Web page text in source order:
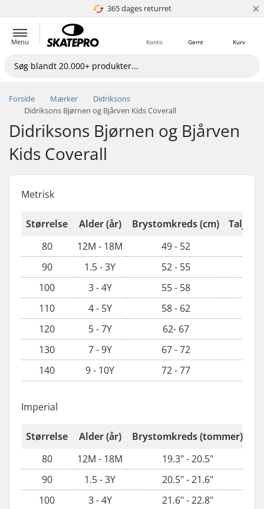
365 dages returret
4.8 ud af 5 ×
Menu Kurv
Gemt
Konto
Forside Mærker
Didriksons
Didriksons Bjørnen og Bjårven Kids Coverall
Didriksons Bjørnen og Bjårven
Kids Coverall
Metrisk
Størrelse Alder (år) Brystomkreds (cm)
80
12M - 18M 49 - 52
90
1.5 - 3Y 52 - 55
100
3 - 4Y 55 - 58
110
4 - 5Y 58 - 62
120
5 - 7Y 62- 67
130
7 - 9Y 67 - 72
140
9 - 10Y 72 - 77
Imperial
Størrelse Alder (år) Brystomkreds (tommer)
80
12M - 18M
19.3" - 20.5"
90
1.5 - 3Y
20.5" - 21.6"
100
3 - 4Y
21.6" - 22.8"